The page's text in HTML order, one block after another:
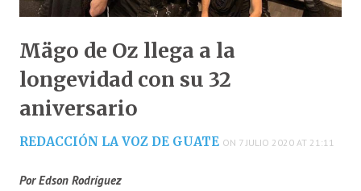
Mägo de Oz llega a la
longevidad con su 32
aniversario
REDACCIÓN LA VOZ DE GUATE ON 7 JULIO 2020 AT 21:11
Por Edson Rodríguez